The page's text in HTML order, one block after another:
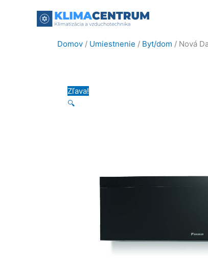
Domov / Umiestnenie / Byt/dom / Nová
Zľava!
🔍